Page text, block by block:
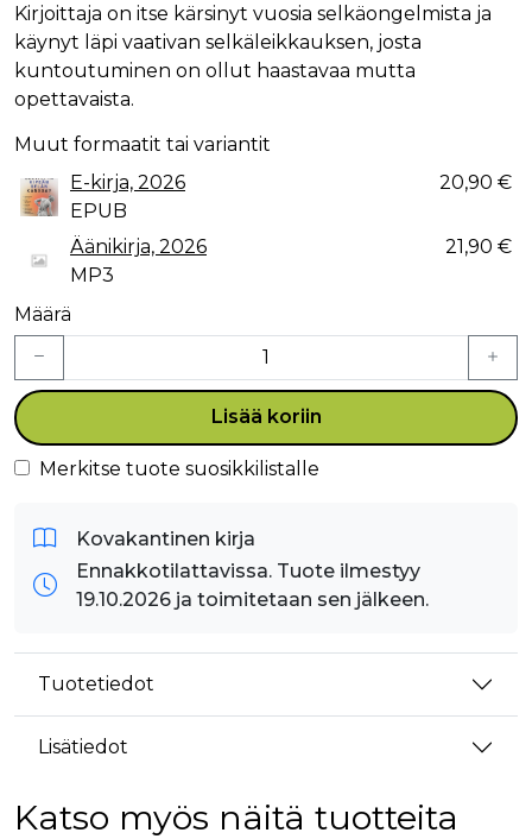
Kirjoittaja on itse kärsinyt vuosia selkäongelmista ja
käynyt läpi vaativan selkäleikkauksen, josta
kuntoutuminen on ollut haastavaa mutta
opettavaista.
Muut formaatit tai variantit
E-kirja, 2026
EPUB
20,90 €
Äänikirja, 2026
MP3
21,90 €
Määrä
Lisää koriin
Merkitse tuote suosikkilistalle
Kovakantinen kirja
Ennakkotilattavissa. Tuote ilmestyy
19.10.2026 ja toimitetaan sen jälkeen.
Tuotetiedot
Lisätiedot
Katso myös näitä tuotteita